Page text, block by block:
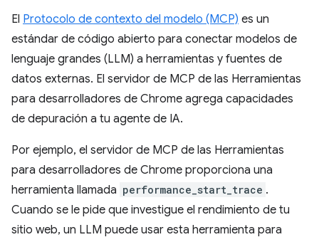
El Protocolo de contexto del modelo (MCP) es un
estándar de código abierto para conectar modelos de
lenguaje grandes (LLM) a herramientas y fuentes de
datos externas. El servidor de MCP de las Herramientas
para desarrolladores de Chrome agrega capacidades
de depuración a tu agente de IA.
Por ejemplo, el servidor de MCP de las Herramientas
para desarrolladores de Chrome proporciona una
herramienta llamada performance_start_trace .
Cuando se le pide que investigue el rendimiento de tu
sitio web, un LLM puede usar esta herramienta para